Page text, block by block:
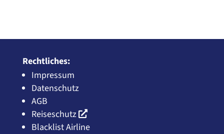
Rechtliches:
Impressum
Datenschutz
AGB
Reiseschutz
Blacklist Airline